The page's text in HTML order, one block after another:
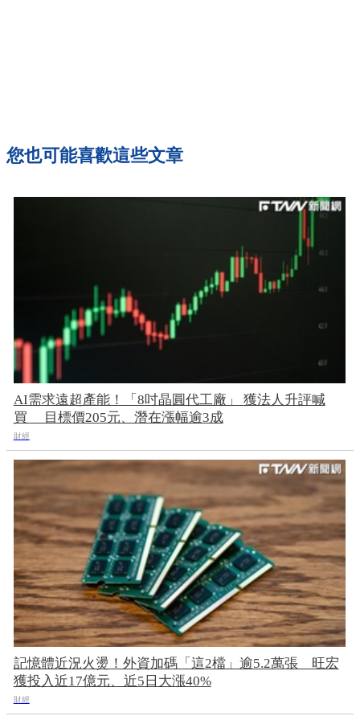
您也可能喜歡這些文章
AI需求遠超產能！「8吋晶圓代工廠」 獲法人升評喊
買 目標價205元、潛在漲幅逾3成
財經
記憶體近況火燙！外資加碼「這2檔」逾5.2萬張 旺宏
獲投入近17億元、近5日大漲40%
財經